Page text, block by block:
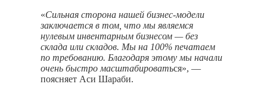
«Сильная сторона нашей бизнес-модели
заключается в том, что мы являемся
нулевым инвентарным бизнесом — без
склада или складов. Мы на 100% печатаем
по требованию. Благодаря этому мы начали
очень быстро масштабироваться», —
поясняет Аси Шараби.